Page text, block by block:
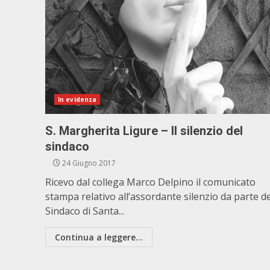
In evidenza
S. Margherita Ligure – Il silenzio del
sindaco
24 Giugno 2017
Ricevo dal collega Marco Delpino il comunicato
stampa relativo all’assordante silenzio da parte
Sindaco di Santa...
Continua a leggere...